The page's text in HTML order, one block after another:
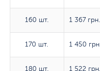
160 шт.
170 шт.
180 шт.
160 шт. 1 367 грн.
170 шт. 1 450 грн.
180 шт. 1 522 грн.